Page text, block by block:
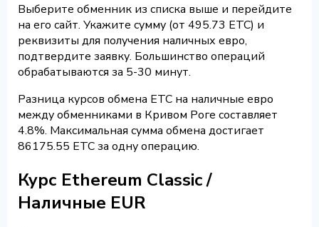
Выберите обменник из списка выше и перейдите
на его сайт. Укажите сумму (от 495.73 ETC) и
реквизиты для получения наличных евро,
подтвердите заявку. Большинство операций
обрабатываются за 5-30 минут.
Разница курсов обмена ETC на наличные евро
между обменниками в Кривом Роге составляет
4.8%. Максимальная сумма обмена достигает
86175.55 ETC за одну операцию.
Курс Ethereum Classic /
Наличные EUR